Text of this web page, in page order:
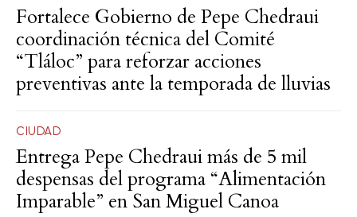
Fortalece Gobierno de Pepe Chedraui
coordinación técnica del Comité
“Tláloc” para reforzar acciones
preventivas ante la temporada de lluvias
CIUDAD
Entrega Pepe Chedraui más de 5 mil
despensas del programa “Alimentación
Imparable” en San Miguel Canoa